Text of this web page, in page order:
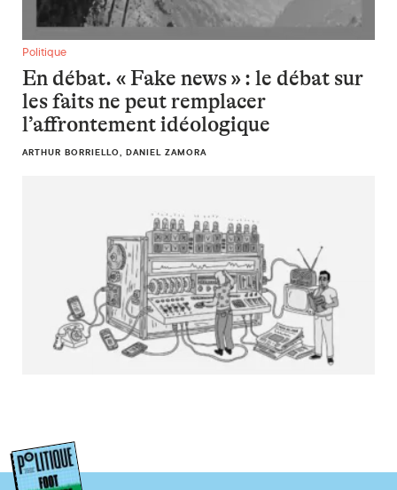
En débat. « Fake news » : le débat sur les faits ne peut
Politique
En débat. « Fake news » : le débat sur
les faits ne peut remplacer
l’affrontement idéologique
ARTHUR BORRIELLO, DANIEL ZAMORA